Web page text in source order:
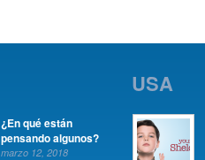
¿En qué están
pensando algunos?
marzo 12, 2018
USA